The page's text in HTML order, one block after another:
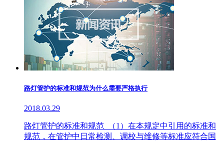
路灯管护的标准和规范为什么需要严格执行
2018.03.29
路灯管护的标准和规范 （1）在本规定中引用的标准和
规范，在管护中日常检测、调校与维修等标准应符合国